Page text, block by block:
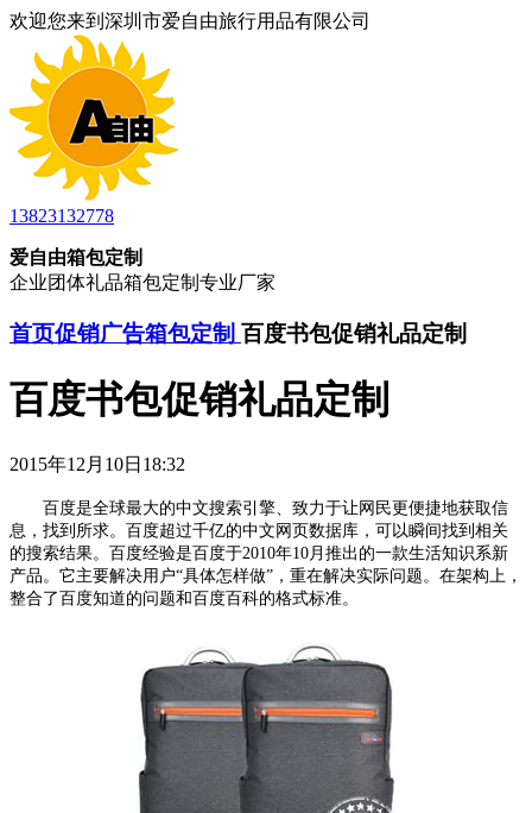
欢迎您来到深圳市爱自由旅行用品有限公司
13823132778
爱自由箱包定制
企业团体礼品箱包定制专业厂家
首页促销广告箱包定制 百度书包促销礼品定制
百度书包促销礼品定制
2015年12月10日18:32
百度是全球最大的中文搜索引擎、致力于让网民更便捷地获取信
息，找到所求。百度超过千亿的中文网页数据库，可以瞬间找到相关
的搜索结果。百度经验是百度于2010年10月推出的一款生活知识系新
产品。它主要解决用户“具体怎样做”，重在解决实际问题。在架构上，
整合了百度知道的问题和百度百科的格式标准。